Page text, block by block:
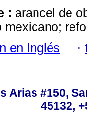
: arancel de
mexicano;
en Inglés ·
Arias #150,
45132,